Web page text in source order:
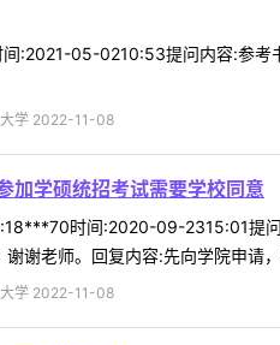
:2021-05-0210:53提问内容:参考
学 2022-11-08
加学硕统招考试需要学校同意
时间:2020-09-2315:01提
谢老师。回复内容:先向学院申请
学 2022-11-08